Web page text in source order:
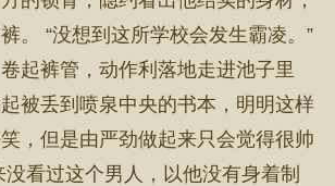
。 “没想到这所学校会发生霸凌。”
起裤管，动作利落地走进池子里
被丢到喷泉中央的书本，明明这样
，但是由严劲做起来只会觉得很帅
看过这个男人，以他没有身着制